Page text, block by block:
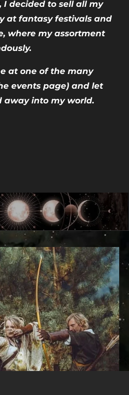
I decided to sell all my
at fantasy festivals and
where my assortment
at one of the many
events page) and let
away into my world.